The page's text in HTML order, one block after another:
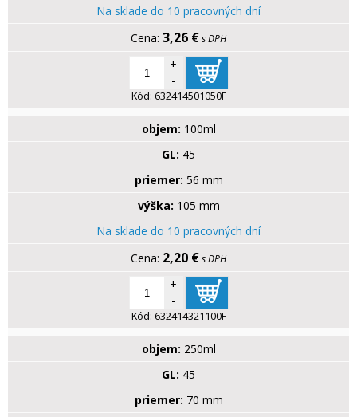
Na sklade do 10 pracovných dní
3,26 €s DPH
+
-
Kód: 632414501050F
objem: 100ml
GL: 45
priemer: 56 mm
výška: 105 mm
Na sklade do 10 pracovných dní
2,20 €s DPH
+
-
Kód: 632414321100F
objem: 250ml
GL: 45
priemer: 70 mm